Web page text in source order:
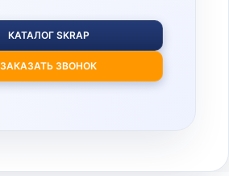
КАТАЛОГ SKRAP
ЗАКАЗАТЬ ЗВОНОК